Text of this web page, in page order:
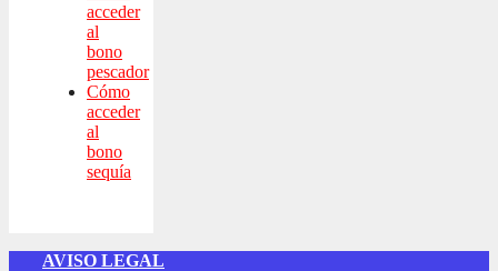
acceder
al
bono
pescador
Cómo
acceder
al
bono
sequía
AVISO LEGAL